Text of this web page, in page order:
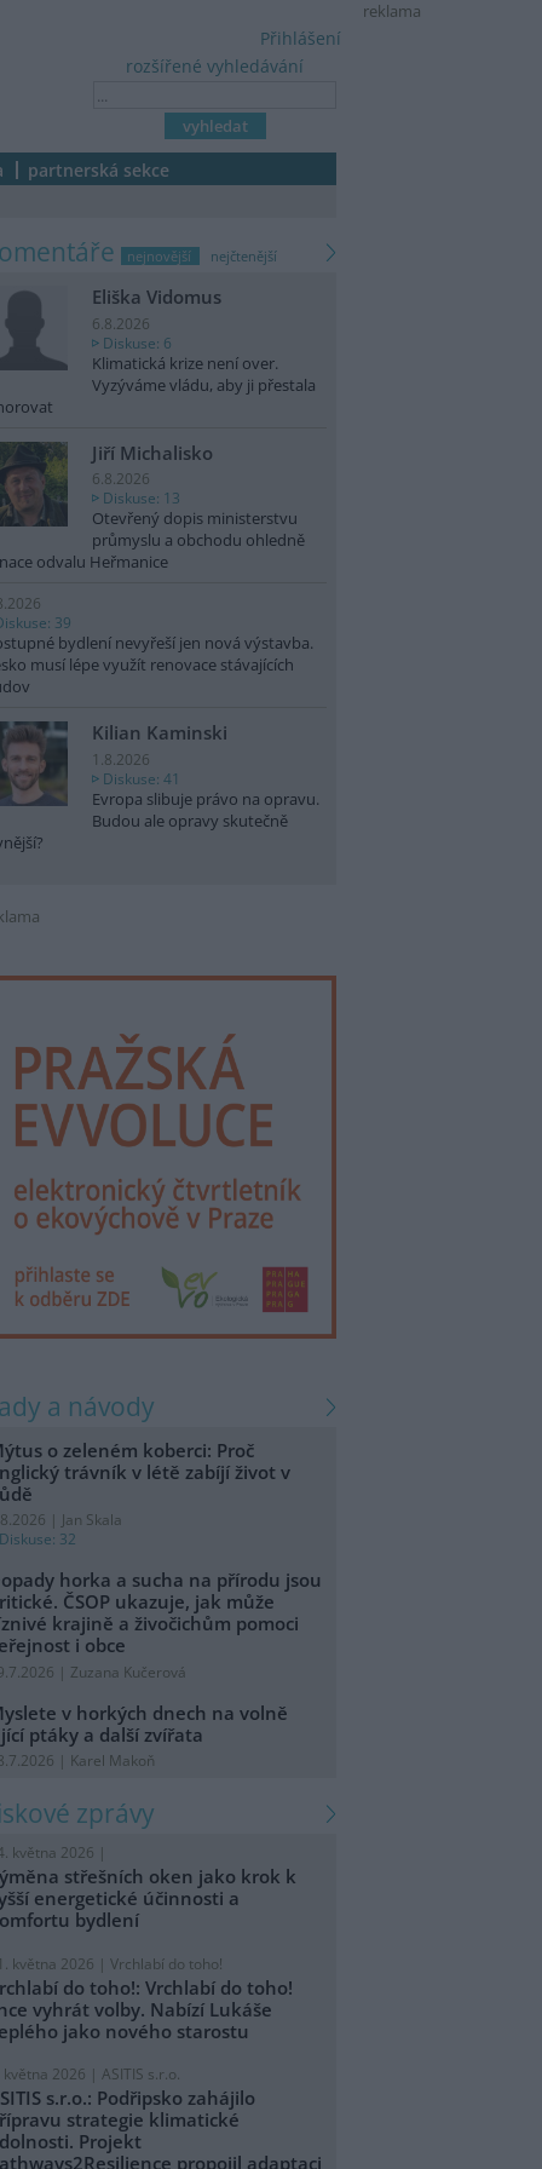
reklama
rozšířené vyhledávání
Přihlášení
partnerská sekce
nejnovější nejčtenější
Eliška Vidomus
6.8.2026
Diskuse: 6
Klimatická krize není over.
Vyzýváme vládu, aby ji přestala
Jiří Michalisko
6.8.2026
Diskuse: 13
Otevřený dopis ministerstvu
průmyslu a obchodu ohledně
odvalu Heřmanice
39
bydlení nevyřeší jen nová výstavba.
musí lépe využít renovace stávajících
Kilian Kaminski
1.8.2026
Diskuse: 41
Evropa slibuje právo na opravu.
Budou ale opravy skutečně
a návody
o zeleném koberci: Proč
trávník v létě zabíjí život v
| Jan Skala
Diskuse: 32
horka a sucha na přírodu jsou
ČSOP ukazuje, jak může
krajině a živočichům pomoci
i obce
| Zuzana Kučerová
v horkých dnech na volně
ptáky a další zvířata
| Karel Makoň
zprávy
května 2026 |
střešních oken jako krok k
energetické účinnosti a
bydlení
května 2026 | Vrchlabí do toho!
do toho!: Vrchlabí do toho!
vyhrát volby. Nabízí Lukáše
jako nového starostu
května 2026 | ASITIS s.r.o.
s.r.o.: Podřipsko zahájilo
strategie klimatické
Projekt
propojil adaptaci